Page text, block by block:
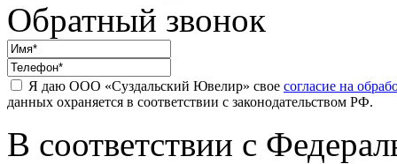
Обратный звонок
Я даю ООО «Суздальский Ювелир» свое согласие на
данных охраняется в соответствии с законодательством РФ.
В соответствии с